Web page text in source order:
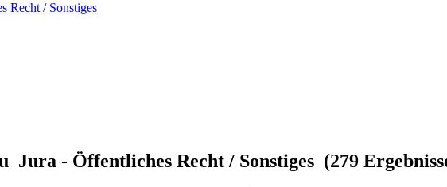
Recht / Sonstiges
Jura - Öffentliches Recht / Sonstiges (279